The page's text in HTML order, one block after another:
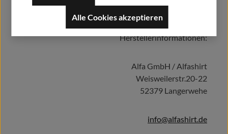
Details
Herstellerinformationen:
Alfa GmbH / Alfashirt
Weisweilerstr.20-22
52379 Langerwehe
info@alfashirt.de
Alle Cookies akzeptieren